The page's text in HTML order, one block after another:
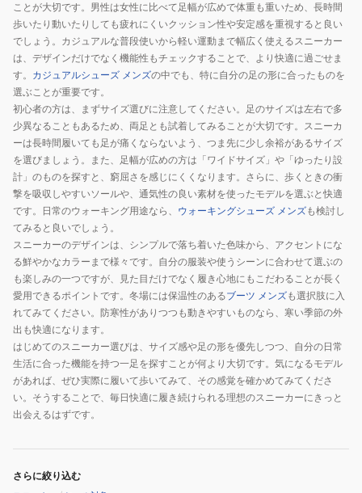
ことが大切です。男性は女性に比べて足幅が広めで体重も重いため、長時間
歩いたり動いたりしても疲れにくいクッション性や安定感を重視すると良い
でしょう。カジュアルな普段使いから軽い運動まで幅広く使えるスニーカー
は、デザインだけでなく機能性もチェックすることで、より快適に過ごせま
す。 カジュアルシューズ メンズの中でも、特に自分の足の形に合ったものを
選ぶことが重要です。
初心者の方は、まずサイズ選びに注意してください。足のサイズは左右で多
少異なることもあるため、両足とも試着してみることが大切です。スニーカ
ーは長時間履いても足が痛くならないよう、つま先に少し余裕があるサイズ
を選びましょう。また、足幅が広めの方は「ワイドサイズ」や「ゆったり設
計」のものを探すと、窮屈さを感じにくくなります。さらに、歩くときの衝
撃を吸収しやすいソールや、通気性の良い素材を使ったモデルを選ぶと快適
です。日常のウォーキング用途なら、 ウォーキングシューズ メンズも検討し
てみると良いでしょう。
スニーカーのデザインは、シンプルで落ち着いた色味から、アクセントにな
る鮮やかなカラーまで様々です。自分の服装や使うシーンに合わせて選ぶの
も楽しみの一つですが、見た目だけでなく履き心地にもこだわることが長く
愛用できるポイントです。冬場には保温性のあるブーツ メンズも選択肢に入
れてみてください。防寒性がありつつも動きやすいものなら、寒い季節の外
出も快適になります。
はじめてのスニーカー選びは、サイズ感や足の形を優先しつつ、自分の日常
生活に合った機能を持つ一足を探すことが何より大切です。気になるモデル
があれば、ぜひ実際に履いて歩いてみて、その感覚を確かめてみてくださ
い。そうすることで、毎日快適に履き続けられる理想のスニーカーにきっと
出会えるはずです。
さらに絞り込む